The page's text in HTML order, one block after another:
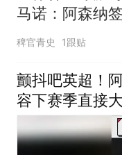
马诺：阿森纳
场吉马良斯，
斯
稗官青史 1跟贴
颤抖吧英超！
容下赛季直接